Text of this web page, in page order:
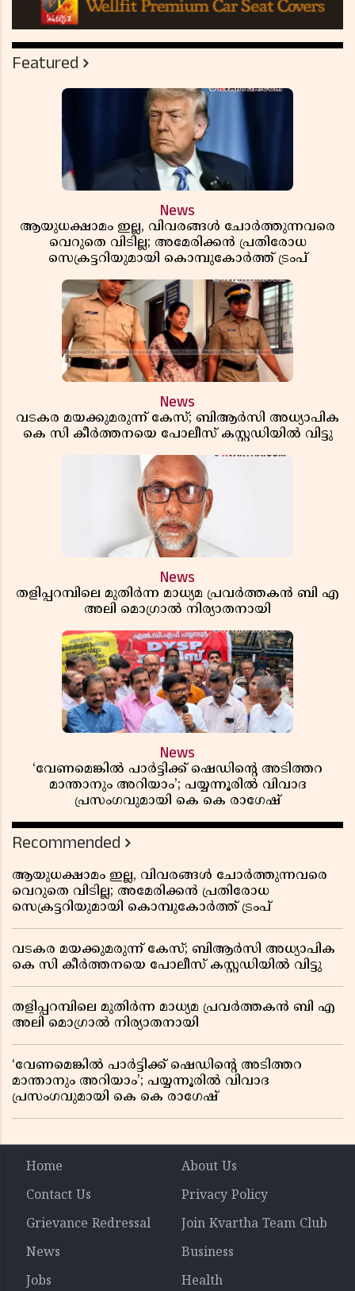
Featured
News
ആയുധക്ഷാമം ഇല്ല, വിവരങ്ങൾ ചോർത്തുന്നവരെ
വെറുതെ വിടില്ല; അമേരിക്കൻ പ്രതിരോധ
സെക്രട്ടറിയുമായി കൊമ്പുകോർത്ത് ട്രംപ്
News
വടകര മയക്കുമരുന്ന് കേസ്; ബിആർസി അധ്യാപിക
കെ സി കീർത്തനയെ പോലീസ് കസ്റ്റഡിയിൽ വിട്ടു
News
തളിപ്പറമ്പിലെ മുതിർന്ന മാധ്യമ പ്രവർത്തകൻ ബി എ
അലി മൊഗ്രാൽ നിര്യാതനായി
News
‘വേണമെങ്കിൽ പാർട്ടിക്ക് ഷെഡിൻ്റെ അടിത്തറ
മാന്താനും അറിയാം’; പയ്യന്നൂരിൽ വിവാദ
പ്രസംഗവുമായി കെ കെ രാഗേഷ്
Recommended
ആയുധക്ഷാമം ഇല്ല, വിവരങ്ങൾ ചോർത്തുന്നവരെ
വെറുതെ വിടില്ല; അമേരിക്കൻ പ്രതിരോധ
സെക്രട്ടറിയുമായി കൊമ്പുകോർത്ത് ട്രംപ്
വടകര മയക്കുമരുന്ന് കേസ്; ബിആർസി അധ്യാപിക
കെ സി കീർത്തനയെ പോലീസ് കസ്റ്റഡിയിൽ വിട്ടു
തളിപ്പറമ്പിലെ മുതിർന്ന മാധ്യമ പ്രവർത്തകൻ ബി എ
അലി മൊഗ്രാൽ നിര്യാതനായി
‘വേണമെങ്കിൽ പാർട്ടിക്ക് ഷെഡിൻ്റെ അടിത്തറ
മാന്താനും അറിയാം’; പയ്യന്നൂരിൽ വിവാദ
പ്രസംഗവുമായി കെ കെ രാഗേഷ്
Home
About Us
Contact Us
Privacy Policy
Grievance Redressal
Join Kvartha Team Club
News
Business
Jobs
Health